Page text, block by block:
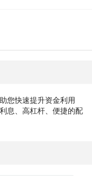
您快速提升资金利用
息、高杠杆、便捷的配